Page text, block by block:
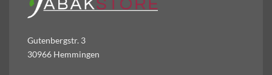
Gutenbergstr. 3
30966 Hemmingen